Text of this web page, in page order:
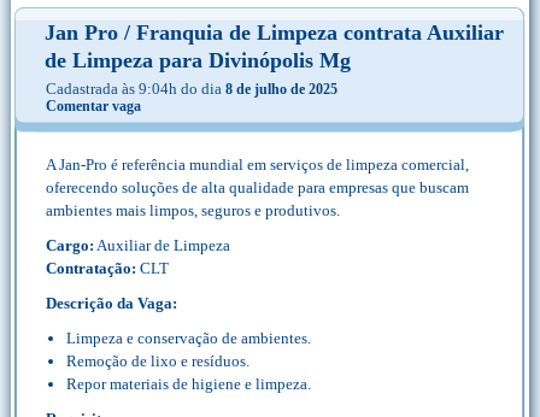
Jan Pro / Franquia de Limpeza contrata Auxiliar
de Limpeza para Divinópolis Mg
Cadastrada às 9:04h do dia 8 de julho de 2025
Comentar vaga
A Jan-Pro é referência mundial em serviços de limpeza comercial,
oferecendo soluções de alta qualidade para empresas que buscam
ambientes mais limpos, seguros e produtivos.
Cargo: Auxiliar de Limpeza
Contratação: CLT
Descrição da Vaga:
Limpeza e conservação de ambientes.
Remoção de lixo e resíduos.
Repor materiais de higiene e limpeza.